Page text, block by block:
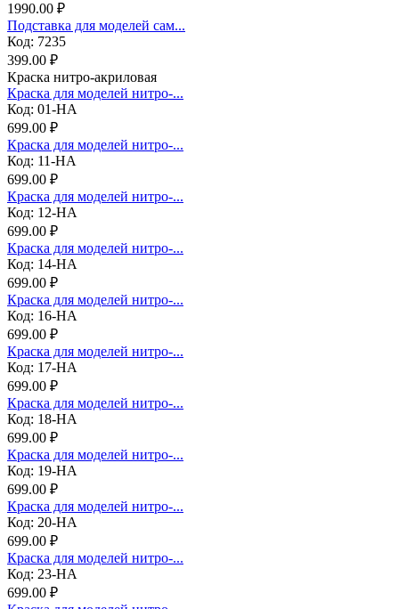
1990.00 ₽
Подставка для моделей сам...
Код: 7235
399.00 ₽
Краска нитро-акриловая
Краска для моделей нитро-...
Код: 01-НА
699.00 ₽
Краска для моделей нитро-...
Код: 11-НА
699.00 ₽
Краска для моделей нитро-...
Код: 12-НА
699.00 ₽
Краска для моделей нитро-...
Код: 14-НА
699.00 ₽
Краска для моделей нитро-...
Код: 16-НА
699.00 ₽
Краска для моделей нитро-...
Код: 17-НА
699.00 ₽
Краска для моделей нитро-...
Код: 18-НА
699.00 ₽
Краска для моделей нитро-...
Код: 19-НА
699.00 ₽
Краска для моделей нитро-...
Код: 20-НА
699.00 ₽
Краска для моделей нитро-...
Код: 23-НА
699.00 ₽